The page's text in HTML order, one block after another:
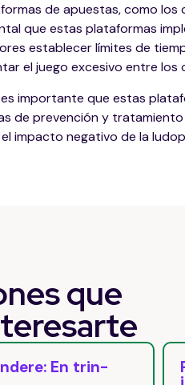
de apuestas, como los
que estas plataformas
establecer límites de
el juego excesivo entre los
importante que estas
de prevención y
impacto negativo de la
que
Spins: Come attivare